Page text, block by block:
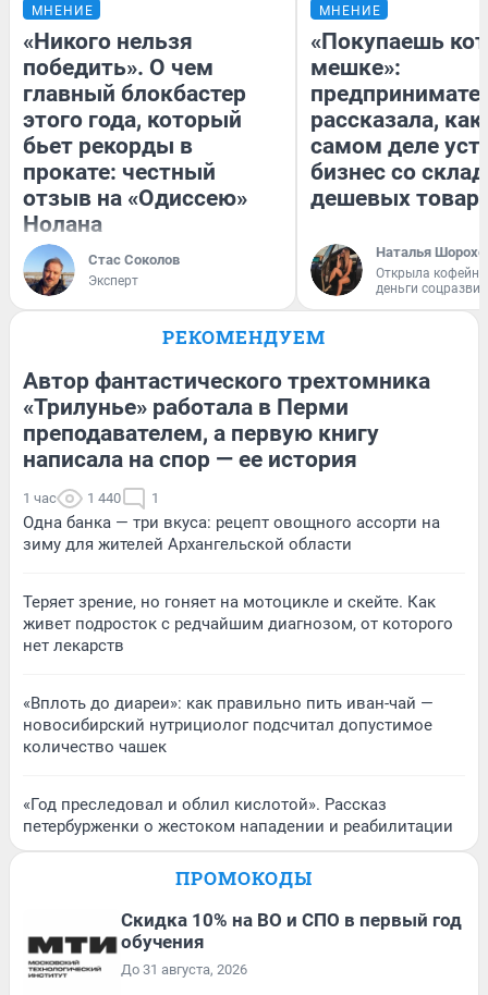
МНЕНИЕ
«Никого нельзя
победить». О чем
главный блокбастер
этого года, который
бьет рекорды в
прокате: честный
отзыв на «Одиссею»
Нолана
Стас Соколов
Эксперт
МНЕНИЕ
«Покупаешь
мешке»:
рассказала, как
самом деле
бизнес со
дешевых
Наталья
Открыла
деньги
РЕКОМЕНДУЕМ
Автор фантастического трехтомника
«Трилунье» работала в Перми
преподавателем, а первую книгу
написала на спор — ее история
1 час 1 440 1
Одна банка — три вкуса: рецепт овощного ассорти на
зиму для жителей Архангельской области
Теряет зрение, но гоняет на мотоцикле и скейте. Как
живет подросток с редчайшим диагнозом, от которого
нет лекарств
«Вплоть до диареи»: как правильно пить иван-чай —
новосибирский нутрициолог подсчитал допустимое
количество чашек
«Год преследовал и облил кислотой». Рассказ
петербурженки о жестоком нападении и реабилитации
ПРОМОКОДЫ
Скидка 10% на ВО и СПО в первый год
обучения
До 31 августа, 2026